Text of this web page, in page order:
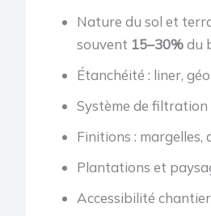
Nature du sol et
souvent 15–30%du
Étanchéité : liner,
Système de
Finitions : margelles,
Plantations et
Accessibilité